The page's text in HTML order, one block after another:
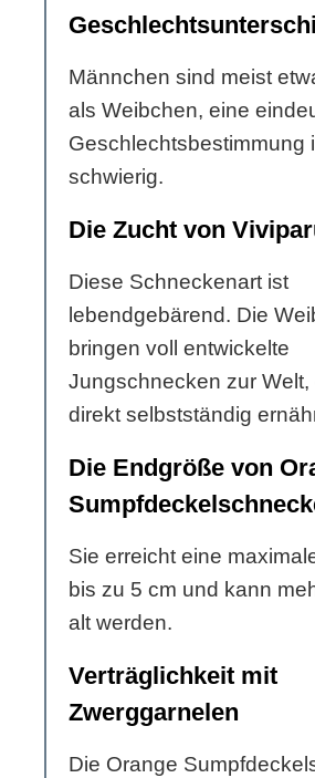
Männchen sind meist
als Weibchen, eine
Geschlechtsbestimmung
schwierig.
Die Zucht von
Diese Schneckenart ist
lebendgebärend. Die
bringen voll entwickelte
Jungschnecken zur Welt,
direkt selbstständig
Die Endgröße von
Sie erreicht eine
bis zu 5 cm und kann
alt werden.
Verträglichkeit mit
Zwerggarnelen
Die Orange